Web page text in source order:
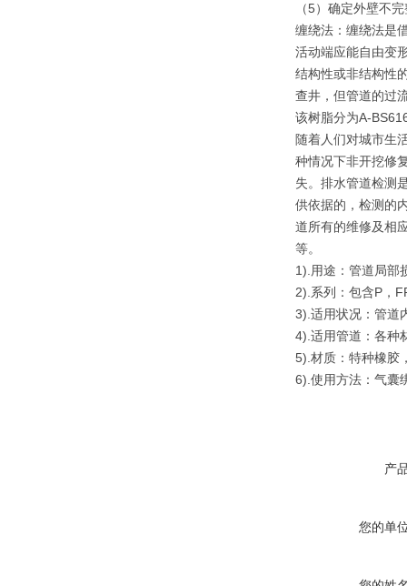
（5）确定外壁不
缠绕法：缠绕法是
活动端应能自由变
结构性或非结构性
查井，但管道的过
该树脂分为A-
随着人们对城市生
种情况下非开挖修
失。排水管道检测
供依据的，检测的
道所有的维修及相
等。
1).用途：管道局部
2).系列：包含P，
3).适用状况：管道
4).适用管道：各种
5).材质：特种橡胶
6).使用方法：气
产
您的单